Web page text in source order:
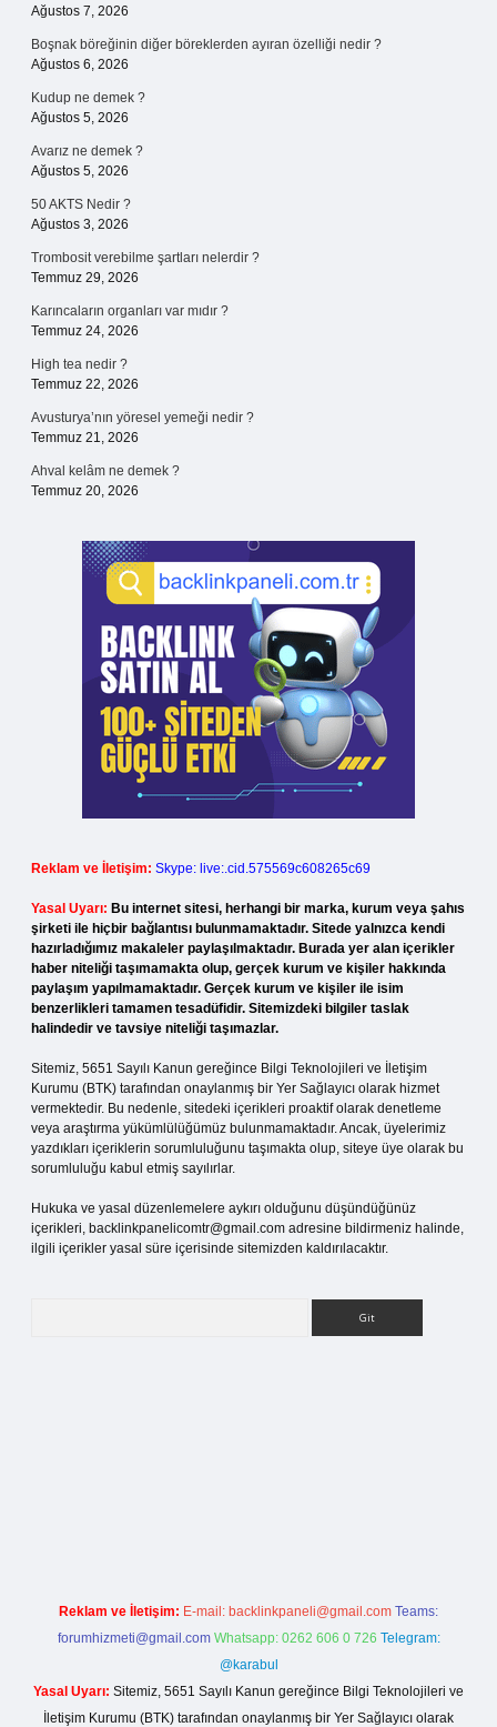
Ağustos 7, 2026
Boşnak böreğinin diğer böreklerden ayıran özelliği nedir ?
Ağustos 6, 2026
Kudup ne demek ?
Ağustos 5, 2026
Avarız ne demek ?
Ağustos 5, 2026
50 AKTS Nedir ?
Ağustos 3, 2026
Trombosit verebilme şartları nelerdir ?
Temmuz 29, 2026
Karıncaların organları var mıdır ?
Temmuz 24, 2026
High tea nedir ?
Temmuz 22, 2026
Avusturya’nın yöresel yemeği nedir ?
Temmuz 21, 2026
Ahval kelâm ne demek ?
Temmuz 20, 2026
Reklam ve İletişim: Skype: live:.cid.575569c608265c69
Yasal Uyarı: Bu internet sitesi, herhangi bir marka, kurum veya şahıs
şirketi ile hiçbir bağlantısı bulunmamaktadır. Sitede yalnızca kendi
hazırladığımız makaleler paylaşılmaktadır. Burada yer alan içerikler
haber niteliği taşımamakta olup, gerçek kurum ve kişiler hakkında
paylaşım yapılmamaktadır. Gerçek kurum ve kişiler ile isim
benzerlikleri tamamen tesadüfidir. Sitemizdeki bilgiler taslak
halindedir ve tavsiye niteliği taşımazlar.
Sitemiz, 5651 Sayılı Kanun gereğince Bilgi Teknolojileri ve İletişim
Kurumu (BTK) tarafından onaylanmış bir Yer Sağlayıcı olarak hizmet
vermektedir. Bu nedenle, sitedeki içerikleri proaktif olarak denetleme
veya araştırma yükümlülüğümüz bulunmamaktadır. Ancak, üyelerimiz
yazdıkları içeriklerin sorumluluğunu taşımakta olup, siteye üye olarak bu
sorumluluğu kabul etmiş sayılırlar.
Hukuka ve yasal düzenlemelere aykırı olduğunu düşündüğünüz
içerikleri, backlinkpanelicomtr@gmail.com adresine bildirmeniz halinde,
ilgili içerikler yasal süre içerisinde sitemizden kaldırılacaktır.
Reklam ve İletişim: E-mail: backlinkpaneli@gmail.com Teams:
forumhizmeti@gmail.com Whatsapp: 0262 606 0 726 Telegram:
@karabul
Yasal Uyarı: Sitemiz, 5651 Sayılı Kanun gereğince Bilgi Teknolojileri ve
İletişim Kurumu (BTK) tarafından onaylanmış bir Yer Sağlayıcı olarak